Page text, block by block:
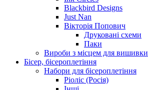
Blackbird Designs
Just Nan
Вікторія Попович
Друковані схеми
Паки
Вироби з місцем для вишивки
Бісер, бісероплетіння
Набори для бісероплетіння
Ріоліс (Росія)